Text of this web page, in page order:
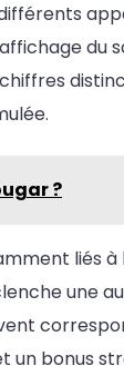
du
?
liés
une
bonus